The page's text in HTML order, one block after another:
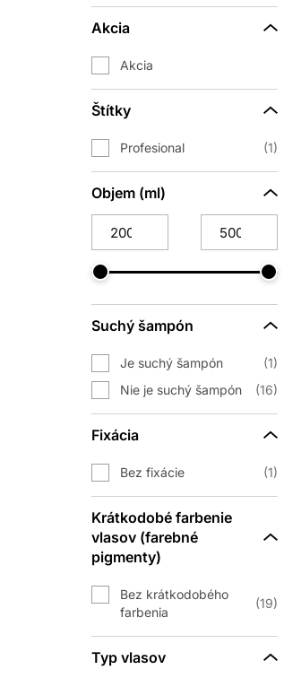
Akcia
Akcia
Štítky
Profesional 1
Objem (ml)
Suchý šampón
Je suchý šampón
1
Nie je suchý šampón
16
Fixácia
Bez fixácie 1
Krátkodobé farbenie
vlasov (farebné
pigmenty)
Bez krátkodobého
farbenia
19
Typ vlasov